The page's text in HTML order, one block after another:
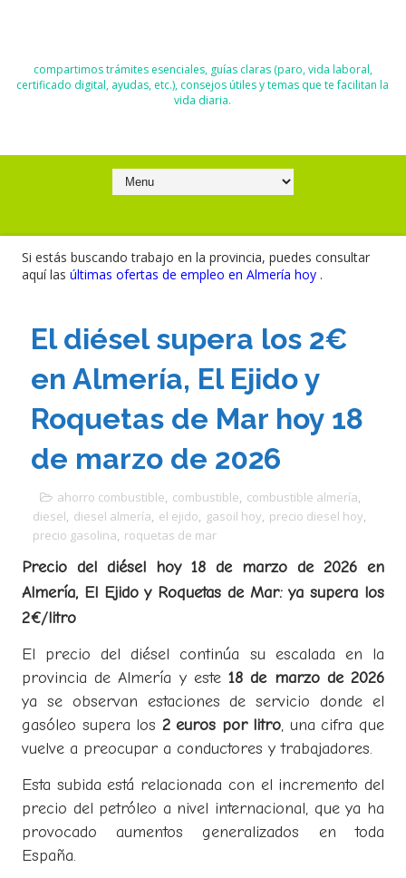
compartimos trámites esenciales, guías claras (paro, vida laboral,
certificado digital, ayudas, etc.), consejos útiles y temas que te facilitan la
vida diaria.
Si estás buscando trabajo en la provincia, puedes consultar
aquí las últimas ofertas de empleo en Almería hoy .
El diésel supera los 2€
en Almería, El Ejido y
Roquetas de Mar hoy 18
de marzo de 2026
ahorro combustible, combustible, combustible almería,
diesel, diesel almería, el ejido, gasoil hoy, precio diesel hoy,
precio gasolina, roquetas de mar
Precio del diésel hoy 18 de marzo de 2026 en
Almería, El Ejido y Roquetas de Mar: ya supera los
2€/litro
El precio del diésel continúa su escalada en la
provincia de Almería y este18 de marzo de 2026
ya se observan estaciones de servicio donde el
gasóleo supera los 2 euros por litro, una cifra que
vuelve a preocupar a conductores y trabajadores.
Esta subida está relacionada con el incremento del
precio del petróleo a nivel internacional, que ya ha
provocado aumentos generalizados en toda
España.